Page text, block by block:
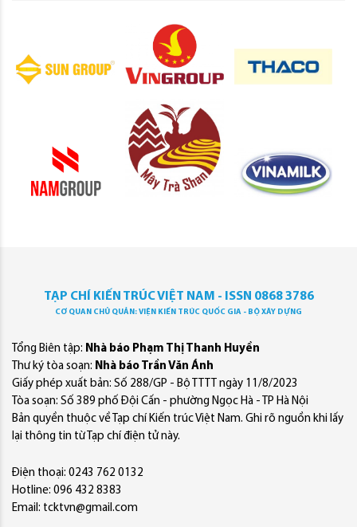
TẠP CHÍ KIẾN TRÚC VIỆT NAM - ISSN 0868 3786
CƠ QUAN CHỦ QUẢN: VIỆN KIẾN TRÚC QUỐC GIA - BỘ XÂY DỰNG
Tổng Biên tập: Nhà báo Phạm Thị Thanh Huyền
Thư ký tòa soạn: Nhà báo Trần Văn Ánh
Giấy phép xuất bản: Số 288/GP - Bộ TTTT ngày 11/8/2023
Tòa soạn: Số 389 phố Đội Cấn - phường Ngọc Hà - TP Hà Nội
Bản quyền thuộc về Tạp chí Kiến trúc Việt Nam. Ghi rõ nguồn khi lấy
lại thông tin từ Tạp chí điện tử này.
Điện thoại: 0243 762 0132
Hotline: 096 432 8383
Email: tcktvn@gmail.com